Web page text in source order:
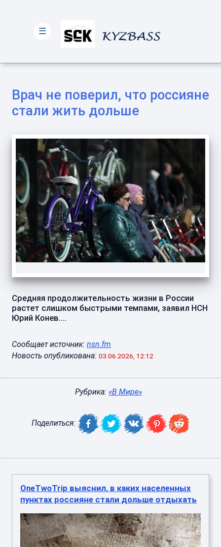
Врач не поверил, что россияне
стали жить дольше
Средняя продолжительность жизни в России
растет слишком быстрыми темпами, заявил НСН
Юрий Конев....
Сообщает источник: nsn.fm
Новость опубликована: 03.06.2026, 12:12
Рубрика: «В Мире»
Поделиться:
OneTwoTrip выяснил, в каких населенных
пунктах россияне стали дольше отдыхать
☰